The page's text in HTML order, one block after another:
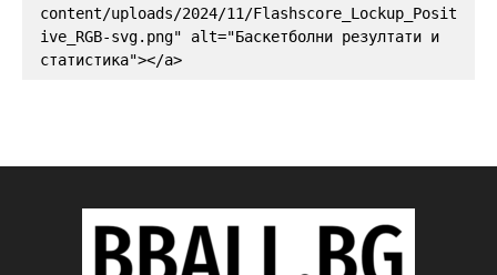
content/uploads/2024/11/Flashscore_Lockup_Posit
ive_RGB-svg.png" alt="Баскетболни резултати и
статистика"></a>